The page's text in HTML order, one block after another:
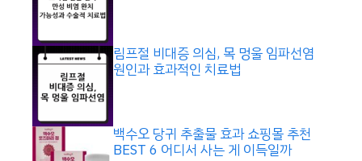
림프절 비대증 의심, 목 멍울 임파선염
원인과 효과적인 치료법
백수오 당귀 추출물 효과 쇼핑몰 추천
BEST 6 어디서 사는 게 이득일까